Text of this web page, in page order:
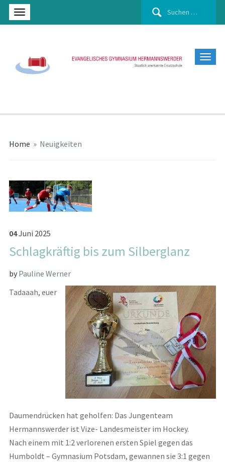
Suchen
Home » Neuigkeiten
04Juni 2025
Schlagkräftig bis zum Silberglanz
byPauline Werner
Tadaaah, euer
Daumendrücken hat geholfen: Das Jungenteam
Hermannswerder ist Vize- Landesmeister im Hockey.
Nach einem mit 1:2 verlorenen ersten Spiel gegen das
Humboldt – Gymnasium Potsdam, gewannen sie 3:1 gegen